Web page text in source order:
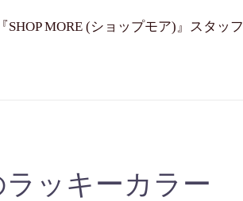
MORE (ショップモア)』スタッフ
ッキーカラー